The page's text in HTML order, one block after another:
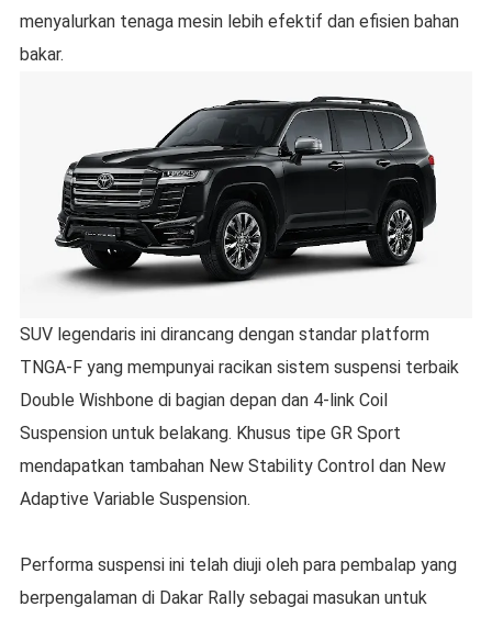
menyalurkan tenaga mesin lebih efektif dan efisien bahan
bakar.
SUV legendaris ini dirancang dengan standar platform
TNGA-F yang mempunyai racikan sistem suspensi terbaik
Double Wishbone di bagian depan dan 4-link Coil
Suspension untuk belakang. Khusus tipe GR Sport
mendapatkan tambahan New Stability Control dan New
Adaptive Variable Suspension.
Performa suspensi ini telah diuji oleh para pembalap yang
berpengalaman di Dakar Rally sebagai masukan untuk